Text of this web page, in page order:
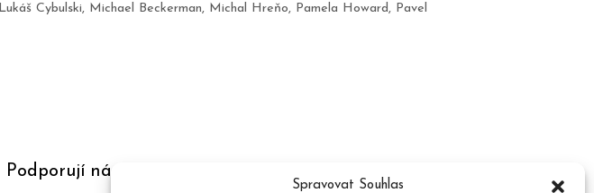
Spravovat Souhlas
Lukáš Cybulski, Michael Beckerman, Michal Hreňo, Pamela Howard , Pavel
Podporují nás